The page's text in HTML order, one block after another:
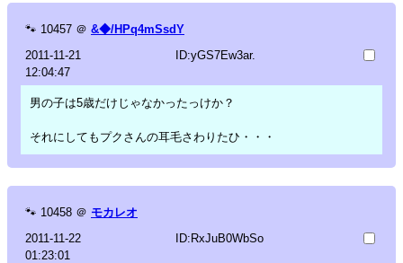
🐾 10457 ＠ &◆/HPq4mSsdY
2011-11-21
12:04:47
ID:yGS7Ew3ar.
男の子は5歳だけじゃなかったっけか？
それにしてもプクさんの耳毛さわりたひ・・・
🐾 10458 ＠ モカレオ
2011-11-22
01:23:01
ID:RxJuB0WbSo